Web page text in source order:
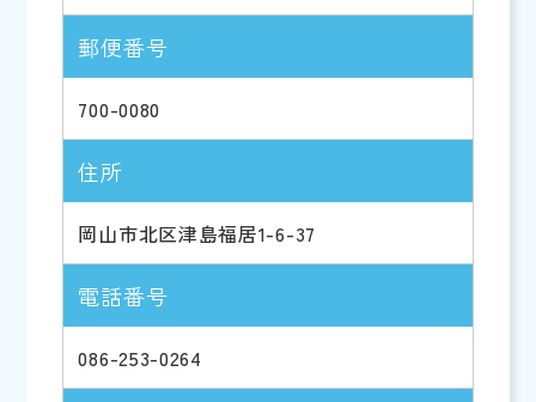
郵便番号
700-0080
住所
岡山市北区津島福居1-6-37
電話番号
086-253-0264